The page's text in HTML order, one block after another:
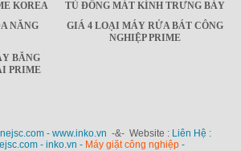
KOREA
TỦ ĐÔNG MÁT KÍNH TRƯNG BÀY
NĂNG
GIÁ 4 LOẠI MÁY RỬA BÁT CÔNG
NGHIỆP PRIME
BĂNG
PRIME
- www.inko.vn -&- Website : Liên Hệ :
- inko.vn - Máy giặt công nghiệp -